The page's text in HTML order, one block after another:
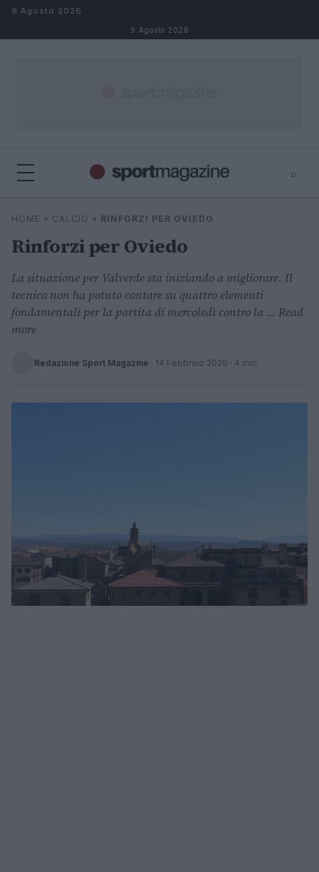
Salta al contenuto
9 Agosto 2026
9 Agosto 2026
⌕
Cerca
HOME » CALCIO » RINFORZI PER OVIEDO
Rinforzi per Oviedo
La situazione per Valverde sta iniziando a migliorare. Il
tecnico non ha potuto contare su quattro elementi
fondamentali per la partita di mercoledì contro la ... Read
more
Redazione Sport Magazine · 14 Febbraio 2026 · 4 min